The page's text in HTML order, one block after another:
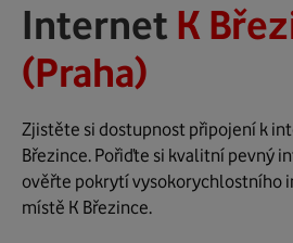
Internet K
(Praha)
Zjistěte si dostupnost připojení k
Březince. Pořiďte si kvalitní pevný
ověřte pokrytí vysokorychlostního
místě K Březince.